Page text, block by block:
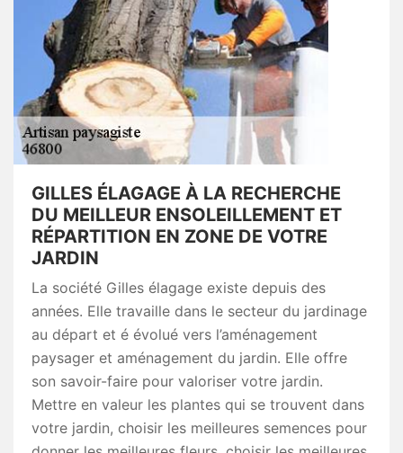
GILLES ÉLAGAGE À LA RECHERCHE
DU MEILLEUR ENSOLEILLEMENT ET
RÉPARTITION EN ZONE DE VOTRE
JARDIN
La société Gilles élagage existe depuis des
années. Elle travaille dans le secteur du jardinage
au départ et é évolué vers l’aménagement
paysager et aménagement du jardin. Elle offre
son savoir-faire pour valoriser votre jardin.
Mettre en valeur les plantes qui se trouvent dans
votre jardin, choisir les meilleures semences pour